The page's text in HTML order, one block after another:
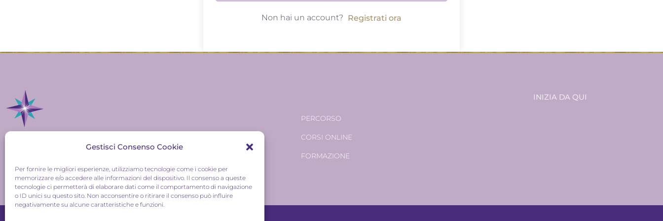
Gestisci Consenso Cookie
Per fornire le migliori esperienze, utilizziamo tecnologie come i cookie per
memorizzare e/o accedere alle informazioni del dispositivo. Il consenso a queste
tecnologie ci permetterà di elaborare dati come il comportamento di navigazione
o ID unici su questo sito. Non acconsentire o ritirare il consenso può influire
negativamente su alcune caratteristiche e funzioni.
Non hai un account? Registrati ora
info@jessicapellegrino.com
INIZIA DA QUI
PERCORSO
CORSI ONLINE
FORMAZIONE